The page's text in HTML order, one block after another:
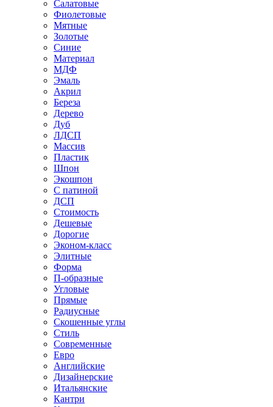
Салатовые
Фиолетовые
Мятные
Золотые
Синие
Материал
МДФ
Эмаль
Акрил
Береза
Дерево
Дуб
ЛДСП
Массив
Пластик
Шпон
Экошпон
С патиной
ДСП
Стоимость
Дешевые
Дорогие
Эконом-класс
Элитные
Форма
П-образные
Угловые
Прямые
Радиусные
Скошенные углы
Стиль
Современные
Евро
Английские
Дизайнерские
Итальянские
Кантри